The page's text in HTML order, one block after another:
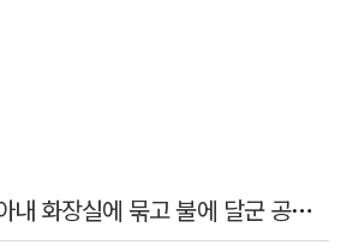
[속보] '외도 의심' 아내 화장실에 묶고 불에 달군 공구로 고문…남편 검거